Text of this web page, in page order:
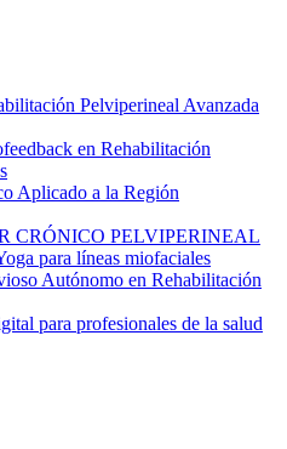
Pelviperineal Avanzada
en Rehabilitación
Aplicado a la Región
CRÓNICO PELVIPERINEAL
para líneas miofaciales
Autónomo en Rehabilitación
para profesionales de la salud